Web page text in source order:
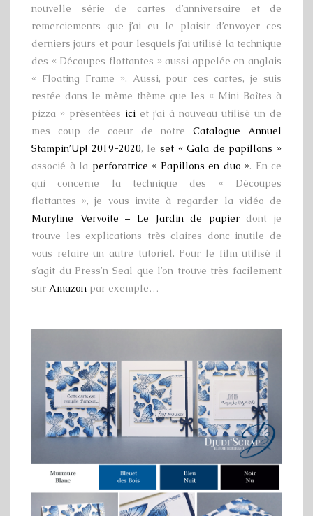
nouvelle série de cartes d’anniversaire et de
remerciements que j’ai eu le plaisir d’envoyer ces
derniers jours et pour lesquels j’ai utilisé la technique
des « Découpes flottantes » aussi appelée en anglais
« Floating Frame ». Aussi, pour ces cartes, je suis
restée dans le même thème que les « Mini Boîtes à
pizza » présentées ici et j’ai à nouveau utilisé un de
mes coup de coeur de notre Catalogue Annuel
Stampin’Up! 2019-2020, le set « Gala de papillons »
associé à la perforatrice « Papillons en duo ». En ce
qui concerne la technique des « Découpes
flottantes », je vous invite à regarder la vidéo de
Maryline Vervoite – Le Jardin de papierdont je
trouve les explications très claires donc inutile de
vous refaire un autre tutoriel. Pour le film utilisé il
s’agit du Press’n Seal que l’on trouve très facilement
sur Amazon par exemple…